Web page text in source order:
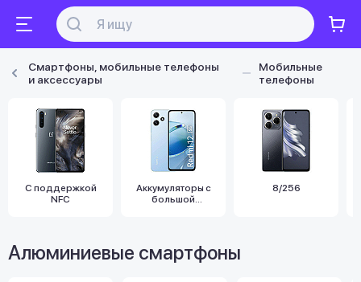
Смартфоны, мобильные телефоны
и аксессуары
Мобильные
телефоны
С поддержкой
NFC
Аккумуляторы с
большой
8/256
Алюминиевые смартфоны